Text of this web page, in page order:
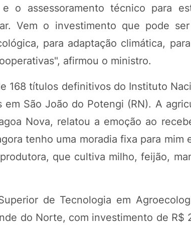
o assessoramento técnico para
Vem o investimento que pode
para adaptação climática,
afirmou o ministro.
168 títulos definitivos do Instituto
São João do Potengi (RN). A
Nova, relatou a emoção ao
tenho uma moradia fixa para mim
que cultiva milho, feijão,
de Tecnologia em
do Norte, com investimento de R$